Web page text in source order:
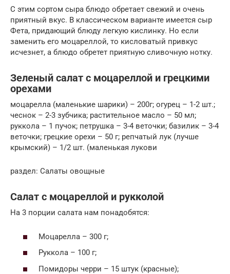
С этим сортом сыра блюдо обретает свежий и очень
приятный вкус. В классическом варианте имеется сыр
Фета, придающий блюду легкую кислинку. Но если
заменить его моцареллой, то кисловатый привкус
исчезнет, а блюдо обретет приятную сливочную нотку.
Зеленый салат с моцареллой и грецкими
орехами
моцарелла (маленькие шарики) – 200г; огурец – 1-2 шт.;
чеснок – 2-3 зубчика; растительное масло – 50 мл;
руккола – 1 пучок; петрушка – 3-4 веточки; базилик – 3-4
веточки; грецкие орехи – 50 г; репчатый лук (лучше
крымский) – 1/2 шт. (маленькая лукови
раздел: Салаты овощные
Салат с моцареллой и рукколой
На 3 порции салата нам понадобятся:
Моцарелла – 300 г;
Руккола – 100 г;
Помидоры черри – 15 штук (красные);